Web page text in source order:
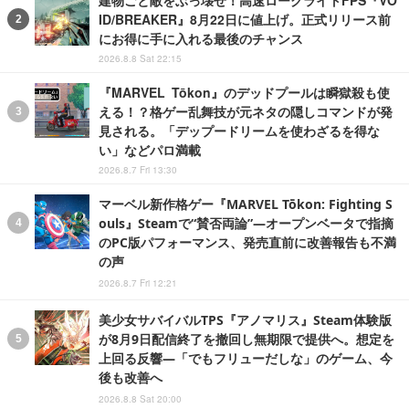
ID/BREAKER』8月22日に値上げ。正式リリース前
にお得に手に入れる最後のチャンス
2026.8.8 Sat 22:15
『MARVEL Tōkon』のデッドプールは瞬獄殺も使
える！？格ゲー乱舞技が元ネタの隠しコマンドが発
見される。「デップードリームを使わざるを得な
い」などパロ満載
2026.8.7 Fri 13:30
マーベル新作格ゲー『MARVEL Tōkon: Fighting S
ouls』Steamで“賛否両論”―オープンベータで指摘
のPC版パフォーマンス、発売直前に改善報告も不満
の声
2026.8.7 Fri 12:21
美少女サバイバルTPS『アノマリス』Steam体験版
が8月9日配信終了を撤回し無期限で提供へ。想定を
上回る反響―「でもフリューだしな」のゲーム、今
後も改善へ
2026.8.8 Sat 20:00